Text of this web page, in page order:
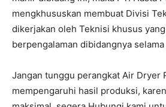
mengkhususkan membuat Divisi
dikerjakan oleh Teknisi khusus
berpengalaman dibidangnya
Jangan tunggu perangkat Air Dryer
mempengaruhi hasil produksi,